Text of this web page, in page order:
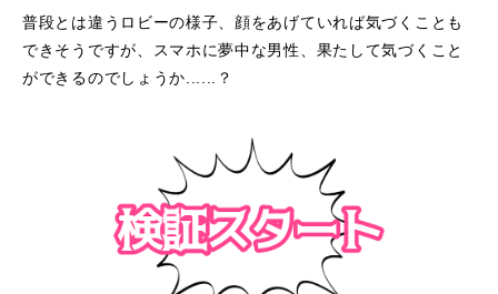
普段とは違うロビーの様子、顔をあげていれば気づくことも
できそうですが、スマホに夢中な男性、果たして気づくこと
ができるのでしょうか......？